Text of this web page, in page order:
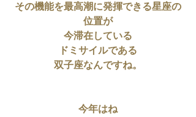
その機能を最高潮に発揮できる星座の
位置が
今滞在している
ドミサイルである
双子座なんですね。
今年はね